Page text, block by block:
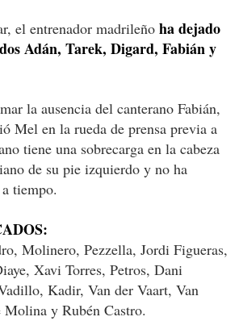
el entrenador madrileño ha dejado
Adán, Tarek, Digard, Fabián y
la ausencia del canterano Fabián,
Mel en la rueda de prensa previa a
tiene una sobrecarga en la cabeza
de su pie izquierdo y no ha
tiempo.
Molinero, Pezzella, Jordi Figueras,
Xavi Torres, Petros, Dani
Kadir, Van der Vaart, Van
y Rubén Castro.